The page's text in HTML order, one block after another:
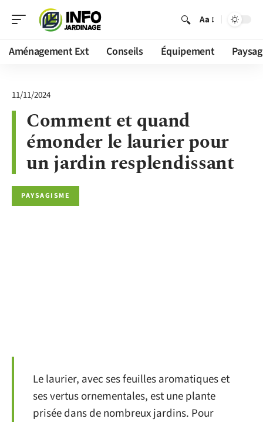
Aa
Aménagement Ext Conseils Équipement
11/11/2024
Comment et quand
émonder le laurier pour
un jardin resplendissant
PAYSAGISME
Le laurier, avec ses feuilles aromatiques et
ses vertus ornementales, est une plante
prisée dans de nombreux jardins. Pour